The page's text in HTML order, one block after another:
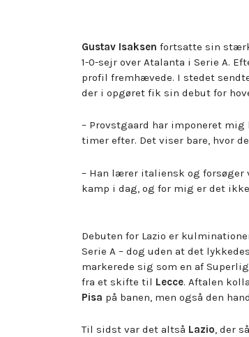
Gustav Isaksen fortsatte sin
1-0-sejr over Atalanta i Serie A.
profil fremhævede. I stedet
der i opgøret fik sin debut for
– Provstgaard har imponeret
timer efter. Det viser bare, hvor
– Han lærer italiensk og
kamp i dag, og for mig er det
Debuten for Lazio er
Serie A – dog uden at det
markerede sig som en af
fra et skifte til Lecce. Aftalen
Pisa på banen, men også den
Til sidst var det altså Lazio, der